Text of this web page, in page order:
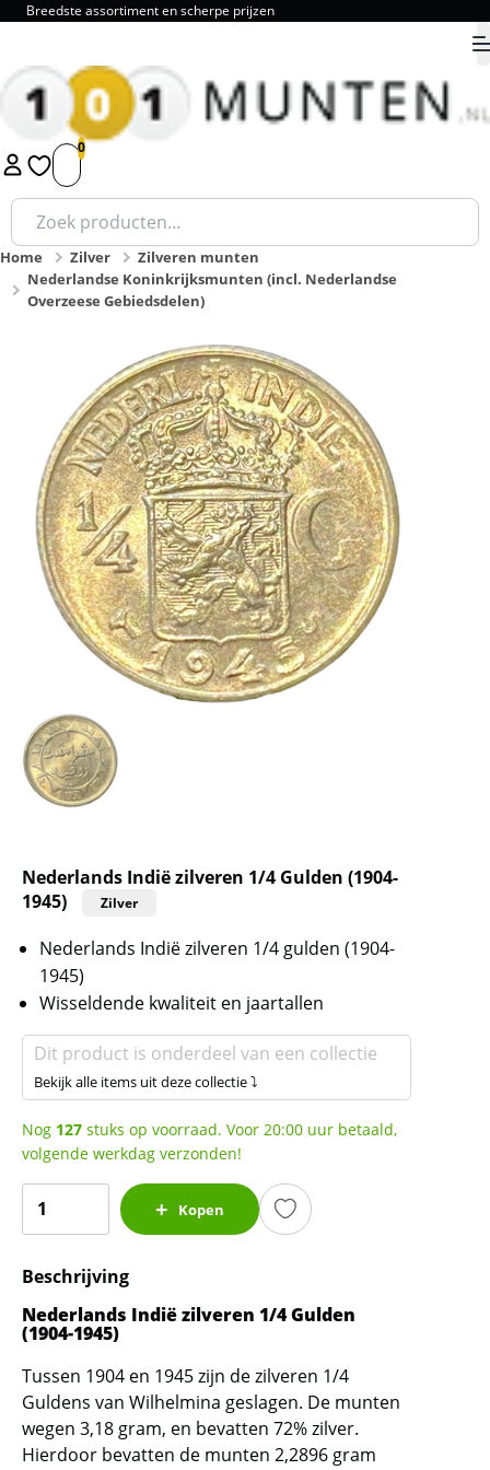
Breedste assortiment en scherpe prijzen
1 2 3 4 5 9.8
Zoeken
naar:
Home Zilver
Zilveren munten
Nederlandse Koninkrijksmunten (incl. Nederlandse
Overzeese Gebiedsdelen)
Nederlands Indië zilveren 1/4 Gulden (1904-
1945)
Zilver
Nederlands Indië zilveren 1/4 gulden (1904-
1945)
Wisseldende kwaliteit en jaartallen
Dit product is onderdeel van een collectie
Bekijk alle items uit deze collectie ⤵
Nog 127 stuks op voorraad. Voor 20:00 uur betaald,
volgende werkdag verzonden!
Indië
1/4
Gulden
(1904-
aantal
Kopen
Beschrijving
Nederlands Indië zilveren 1/4 Gulden
(1904-1945)
Tussen 1904 en 1945 zijn de zilveren 1/4
Guldens van Wilhelmina geslagen. De munten
wegen 3,18 gram, en bevatten 72% zilver.
Hierdoor bevatten de munten 2,2896 gram